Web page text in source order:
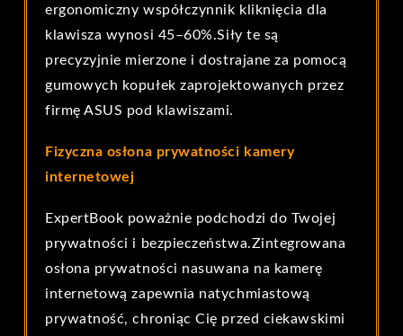
ergonomiczny współczynnik kliknięcia dla
klawisza wynosi 45–60%.Siły te są
precyzyjnie mierzone i dostrajane za pomocą
gumowych kopułek zaprojektowanych przez
firmę ASUS pod klawiszami.
Fizyczna osłona prywatności kamery
internetowej
ExpertBook poważnie podchodzi do Twojej
prywatności i bezpieczeństwa.Zintegrowana
osłona prywatności nasuwana na kamerę
internetową zapewnia natychmiastową
prywatność, chroniąc Cię przed ciekawskimi